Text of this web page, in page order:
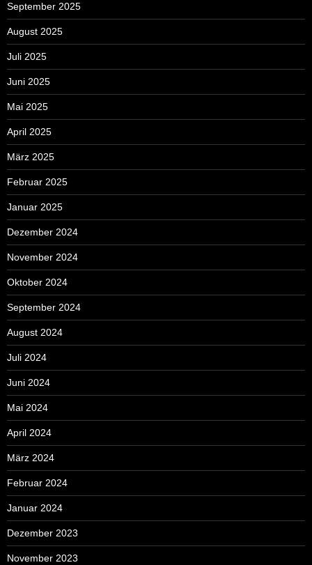
September 2025
August 2025
Juli 2025
Juni 2025
Mai 2025
April 2025
März 2025
Februar 2025
Januar 2025
Dezember 2024
November 2024
Oktober 2024
September 2024
August 2024
Juli 2024
Juni 2024
Mai 2024
April 2024
März 2024
Februar 2024
Januar 2024
Dezember 2023
November 2023